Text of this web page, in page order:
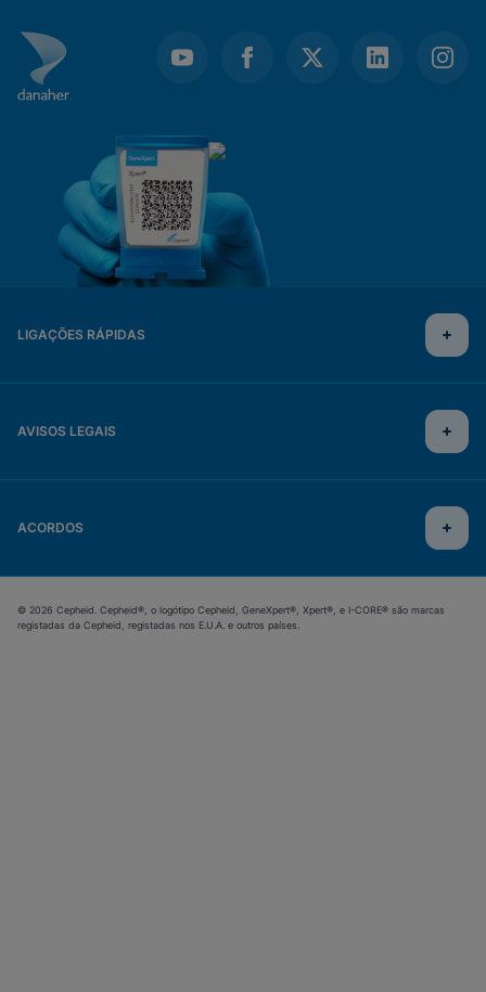
LIGAÇÕES RÁPIDAS
AVISOS LEGAIS
ACORDOS
© 2026 Cepheid. Cepheid®, o logótipo Cepheid, GeneXpert®, Xpert®, e I-CORE® são marcas
registadas da Cepheid, registadas nos E.U.A. e outros países.